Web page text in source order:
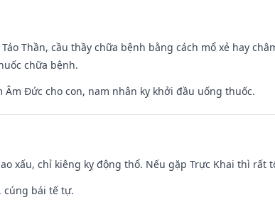
Thần, cầu thầy chữa bệnh bằng cách mổ xẻ hay
chữa bệnh.
Đức cho con, nam nhân kỵ khởi đầu uống thuốc.
xấu, chỉ kiêng kỵ động thổ. Nếu gặp Trực Khai thì rất
cúng bái tế tự.